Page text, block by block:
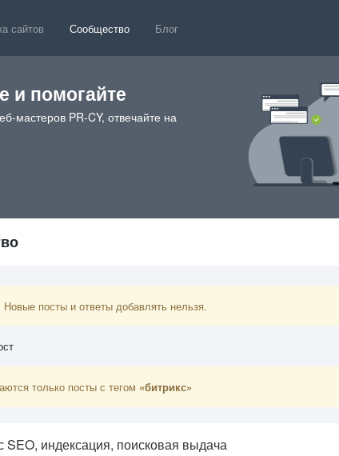
сайтов Сообщество Блог
и помогайте
мастеров PR-CY, отвечайте на
посты и ответы добавлять нельзя.
только посты с тегом «битрикс»
SEO, индексация, поисковая выдача